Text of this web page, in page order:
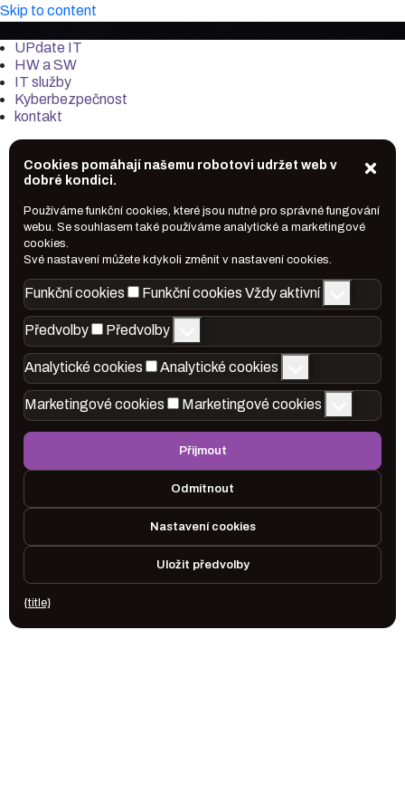
Skip to content
it-market.cz
UPdate IT
HW a SW
IT služby
Kyberbezpečnost
kontakt
Cookies pomáhají našemu robotovi udržet web v
dobré kondici.
Používáme funkční cookies, které jsou nutné pro správné fungování
webu. Se souhlasem také používáme analytické a marketingové
cookies.
Své nastavení můžete kdykoli změnit v nastavení cookies.
Funkční cookies Funkční cookies Vždy aktivní
Předvolby Předvolby
Analytické cookies Analytické cookies
Marketingové cookies Marketingové cookies
Přijmout
Odmítnout
Nastavení cookies
Uložit předvolby
{title}